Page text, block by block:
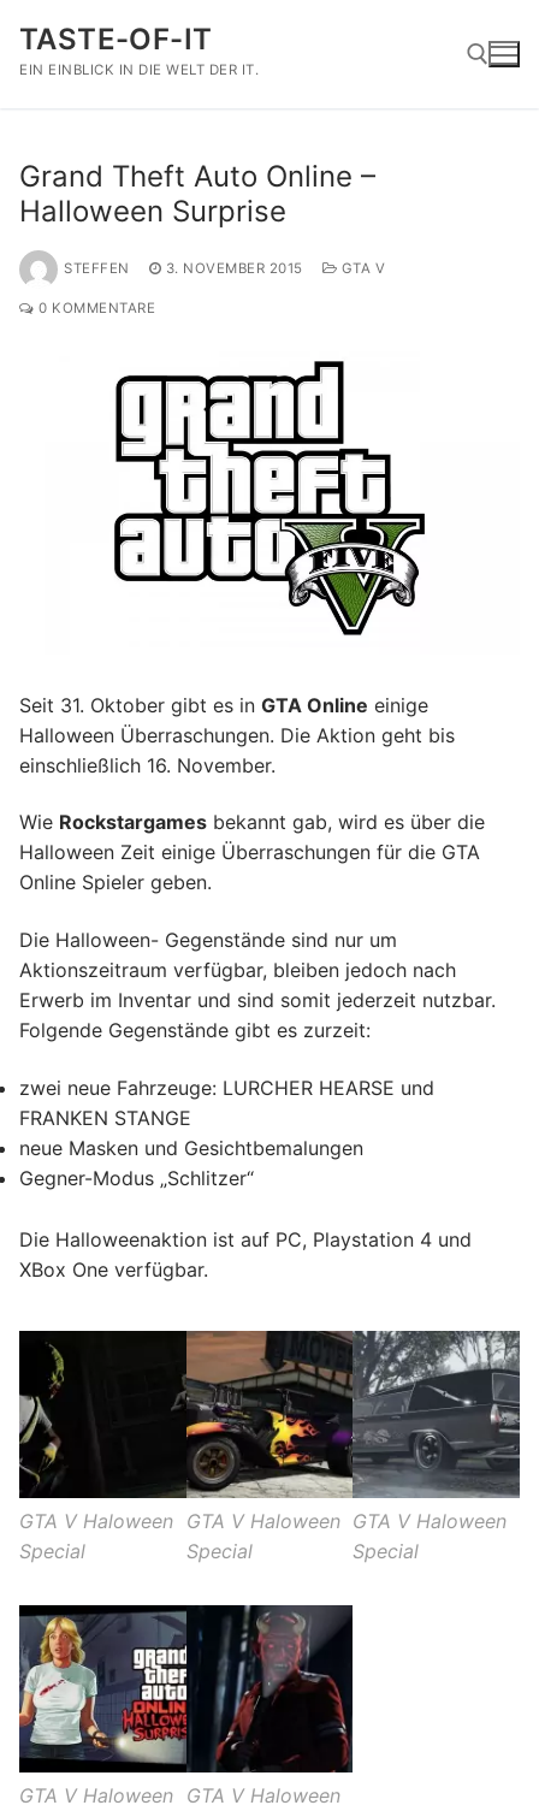
Inhalt
springen
TASTE-OF-IT
EIN EINBLICK IN DIE WELT DER IT.
Grand Theft Auto Online –
Halloween Surprise
STEFFEN 3. NOVEMBER 2015 GTA V
0 KOMMENTARE
Seit 31. Oktober gibt es in GTA Online einige
Halloween Überraschungen. Die Aktion geht bis
einschließlich 16. November.
Wie Rockstargames bekannt gab, wird es über die
Halloween Zeit einige Überraschungen für die GTA
Online Spieler geben.
Die Halloween- Gegenstände sind nur um
Aktionszeitraum verfügbar, bleiben jedoch nach
Erwerb im Inventar und sind somit jederzeit nutzbar.
Folgende Gegenstände gibt es zurzeit:
zwei neue Fahrzeuge: LURCHER HEARSE und
FRANKEN STANGE
neue Masken und Gesichtbemalungen
Gegner-Modus „Schlitzer“
Die Halloweenaktion ist auf PC, Playstation 4 und
XBox One verfügbar.
GTA V Haloween
Special
GTA V Haloween
Special
GTA V Haloween
Special
GTA V Haloween GTA V Haloween